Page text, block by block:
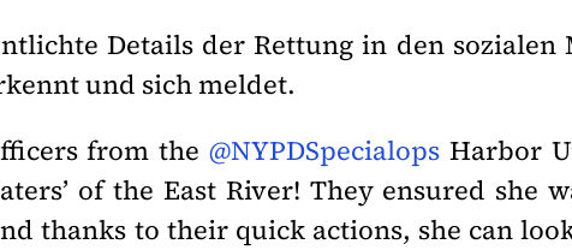
Details der Rettung in den
und sich meldet.
from the@NYPDSpecialops Harbor
of the East River! They ensured she
thanks to their quick actions, she can